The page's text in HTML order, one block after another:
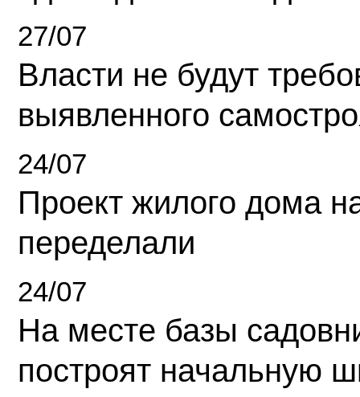
27/07
Власти не будут
выявленного
24/07
Проект жилого дома
переделали
24/07
На месте базы
построят начальную